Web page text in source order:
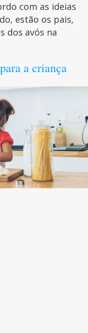
com as ideias
estão os pais,
dos avós na
a criança